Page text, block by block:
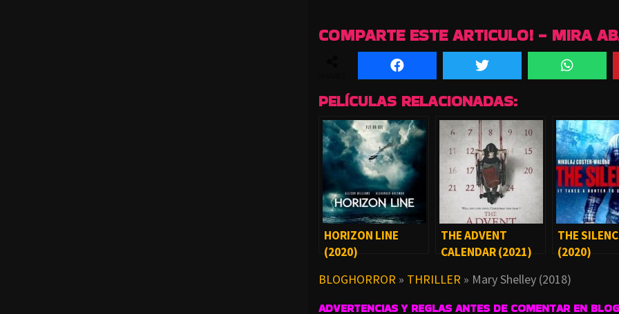
COMPARTE ESTE ARTICULO! - MIRA
PELÍCULAS RELACIONADAS:
HORIZON LINE
(2020)
THE ADVENT
CALENDAR (2021)
THE
(2020)
BLOGHORROR » THRILLER » Mary Shelley (2018)
ADVERTENCIAS Y REGLAS ANTES DE COMENTAR EN